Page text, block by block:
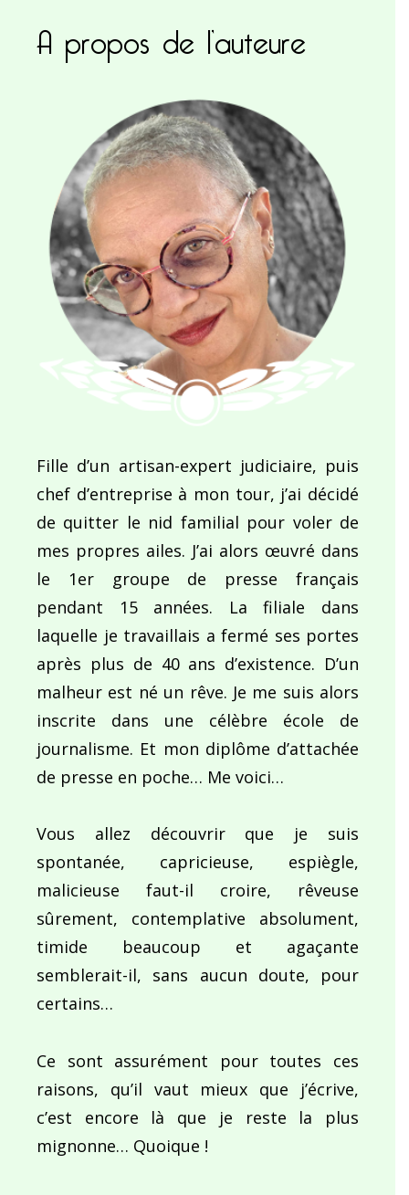
A propos de l’auteure
Fille d’un artisan-expert judiciaire, puis
chef d’entreprise à mon tour, j’ai décidé
de quitter le nid familial pour voler de
mes propres ailes. J’ai alors œuvré dans
le 1er groupe de presse français
pendant 15 années. La filiale dans
laquelle je travaillais a fermé ses portes
après plus de 40 ans d’existence. D’un
malheur est né un rêve. Je me suis alors
inscrite dans une célèbre école de
journalisme. Et mon diplôme d’attachée
de presse en poche… Me voici…
Vous allez découvrir que je suis
spontanée, capricieuse, espiègle,
malicieuse faut-il croire, rêveuse
sûrement, contemplative absolument,
timide beaucoup et agaçante
semblerait-il, sans aucun doute, pour
certains…
Ce sont assurément pour toutes ces
raisons, qu’il vaut mieux que j’écrive,
c’est encore là que je reste la plus
mignonne… Quoique !